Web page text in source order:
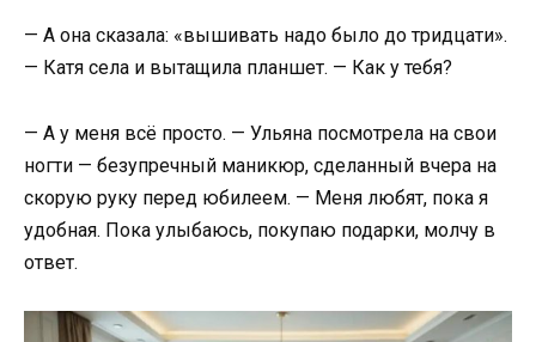
— А она сказала: «вышивать надо было до тридцати».
— Катя села и вытащила планшет. — Как у тебя?
— А у меня всё просто. — Ульяна посмотрела на свои
ногти — безупречный маникюр, сделанный вчера на
скорую руку перед юбилеем. — Меня любят, пока я
удобная. Пока улыбаюсь, покупаю подарки, молчу в
ответ.